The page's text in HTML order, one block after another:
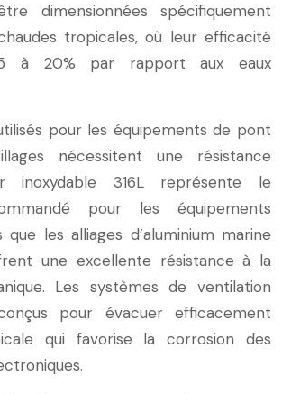
dimensionnées spécifiquement
tropicales, où leur efficacité
à 20% par rapport aux eaux
pour les équipements de pont
nécessitent une résistance
inoxydable 316L représente le
pour les équipements
que les alliages d’aluminium marine
une excellente résistance à la
Les systèmes de ventilation
pour évacuer efficacement
qui favorise la corrosion des